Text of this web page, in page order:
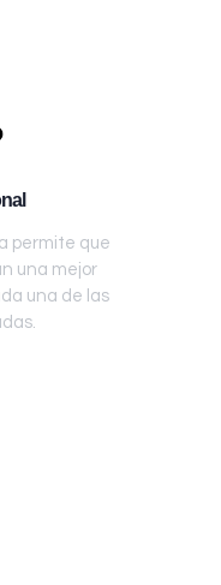
permite que
una mejor
una de las